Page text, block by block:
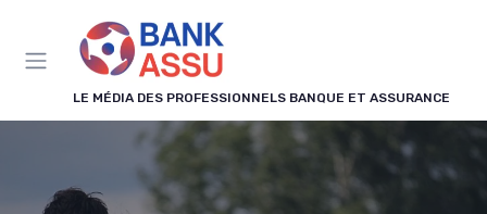
LE MÉDIA DES PROFESSIONNELS BANQUE ET ASSURANCE